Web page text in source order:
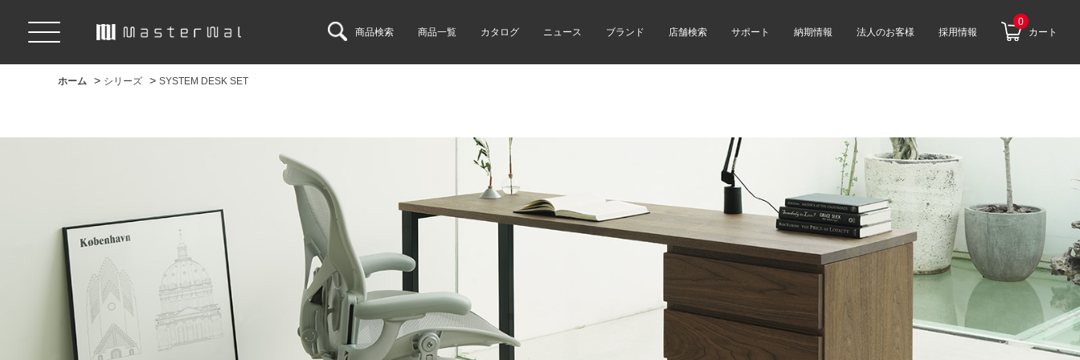
商品検索 商品一覧 カタログ ニュース ブランド 店舗検索 サポート 納期情報 法人のお客様 採用情報
0
カート
ホーム > シリーズ > SYSTEM DESK SET